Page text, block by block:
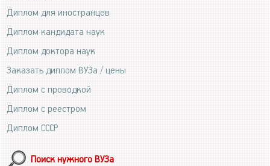
Диплом для иностранцев
Диплом кандидата наук
Диплом доктора наук
Заказать диплом ВУЗа / цены
Диплом с проводкой
Диплом с реестром
Диплом СССР
Поиск нужного ВУЗа